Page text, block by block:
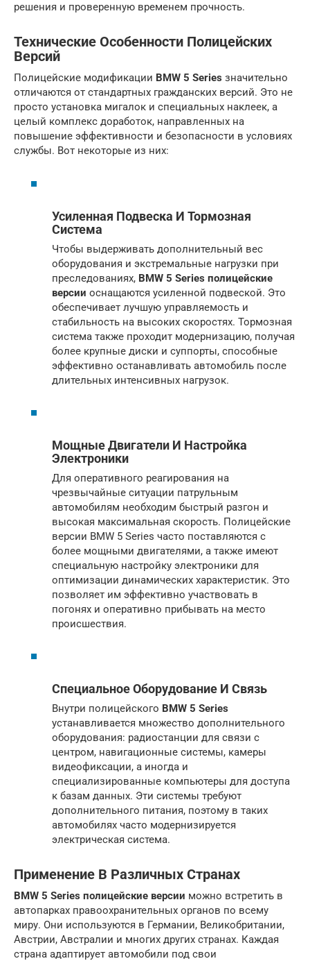
решения и проверенную временем прочность.
Технические Особенности Полицейских
Версий
Полицейские модификации BMW 5 Series значительно
отличаются от стандартных гражданских версий. Это не
просто установка мигалок и специальных наклеек, а
целый комплекс доработок, направленных на
повышение эффективности и безопасности в условиях
службы. Вот некоторые из них:
Усиленная Подвеска И Тормозная
Система
Чтобы выдерживать дополнительный вес
оборудования и экстремальные нагрузки при
преследованиях, BMW 5 Series полицейские
версии оснащаются усиленной подвеской. Это
обеспечивает лучшую управляемость и
стабильность на высоких скоростях. Тормозная
система также проходит модернизацию, получая
более крупные диски и суппорты, способные
эффективно останавливать автомобиль после
длительных интенсивных нагрузок.
Мощные Двигатели И Настройка
Электроники
Для оперативного реагирования на
чрезвычайные ситуации патрульным
автомобилям необходим быстрый разгон и
высокая максимальная скорость. Полицейские
версии BMW 5 Series часто поставляются с
более мощными двигателями, а также имеют
специальную настройку электроники для
оптимизации динамических характеристик. Это
позволяет им эффективно участвовать в
погонях и оперативно прибывать на место
происшествия.
Специальное Оборудование И Связь
Внутри полицейского BMW 5 Series
устанавливается множество дополнительного
оборудования: радиостанции для связи с
центром, навигационные системы, камеры
видеофиксации, а иногда и
специализированные компьютеры для доступа
к базам данных. Эти системы требуют
дополнительного питания, поэтому в таких
автомобилях часто модернизируется
электрическая система.
Применение В Различных Странах
BMW 5 Series полицейские версии можно встретить в
автопарках правоохранительных органов по всему
миру. Они используются в Германии, Великобритании,
Австрии, Австралии и многих других странах. Каждая
страна адаптирует автомобили под свои